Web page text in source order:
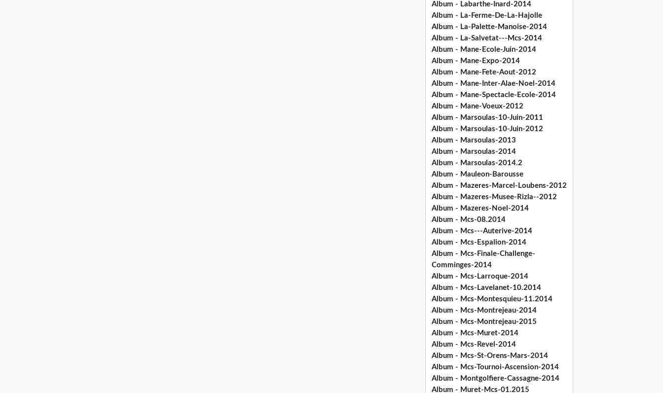
Album - Labarthe-Inard-2014
Album - La-Ferme-De-La-Hajolle
Album - La-Palette-Manoise-2014
Album - La-Salvetat---Mcs-2014
Album - Mane-Ecole-Juin-2014
Album - Mane-Expo-2014
Album - Mane-Fete-Aout-2012
Album - Mane-Inter-Alae-Noel-2014
Album - Mane-Spectacle-Ecole-2014
Album - Mane-Voeux-2012
Album - Marsoulas-10-Juin-2011
Album - Marsoulas-10-Juin-2012
Album - Marsoulas-2013
Album - Marsoulas-2014
Album - Marsoulas-2014.2
Album - Mauleon-Barousse
Album - Mazeres-Marcel-Loubens-2012
Album - Mazeres-Musee-Rizla--2012
Album - Mazeres-Noel-2014
Album - Mcs-08.2014
Album - Mcs---Auterive-2014
Album - Mcs-Espalion-2014
Album - Mcs-Finale-Challenge-
Comminges-2014
Album - Mcs-Larroque-2014
Album - Mcs-Lavelanet-10.2014
Album - Mcs-Montesquieu-11.2014
Album - Mcs-Montrejeau-2014
Album - Mcs-Montrejeau-2015
Album - Mcs-Muret-2014
Album - Mcs-Revel-2014
Album - Mcs-St-Orens-Mars-2014
Album - Mcs-Tournoi-Ascension-2014
Album - Montgolfiere-Cassagne-2014
Album - Muret-Mcs-01.2015